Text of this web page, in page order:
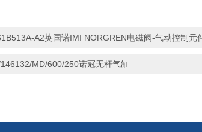
A2英国诺IMI NORGREN电磁阀-气动控制元
MD/600/250诺冠无杆气缸